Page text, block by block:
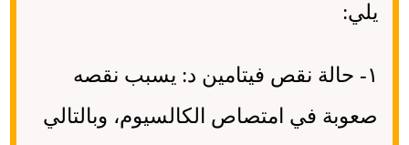
يلي:
١- حالة نقص فيتامين د: يسبب نقصه
صعوبة في امتصاص الكالسيوم، وبالتالي